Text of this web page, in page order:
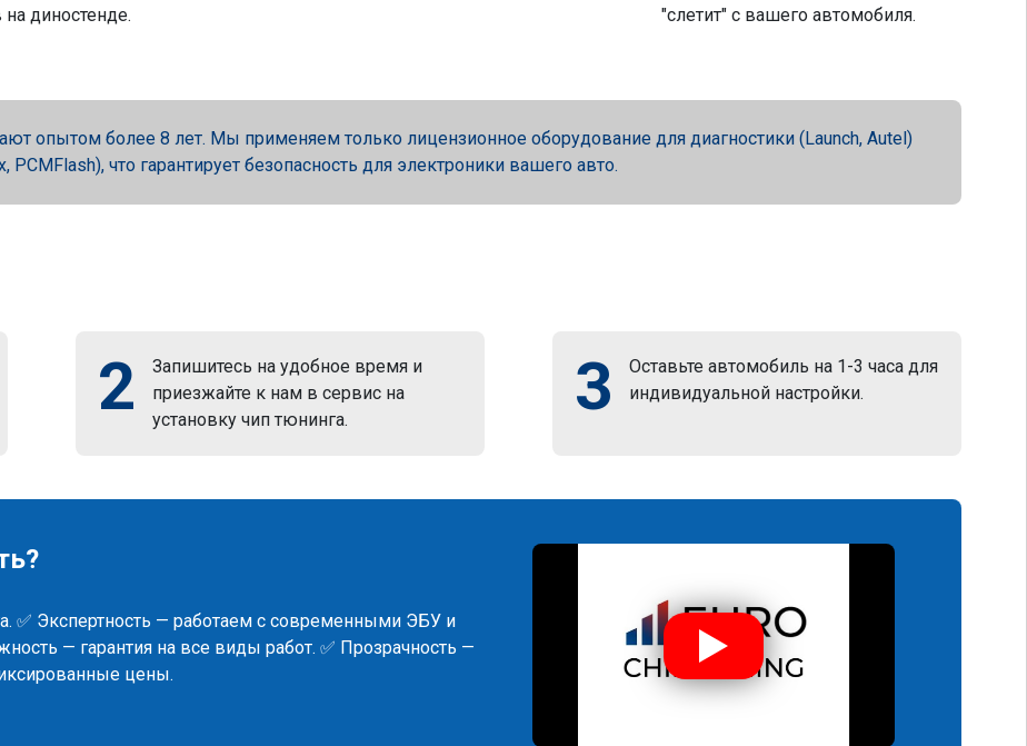
на диностенде.
"слетит" с вашего автомобиля.
опытом более 8 лет. Мы применяем только лицензионное оборудование для диагностики (Launch, Autel)
PCMFlash), что гарантирует безопасность для электроники вашего авто.
2
Запишитесь на удобное время и
приезжайте к нам в сервис на
установку чип тюнинга.
3
Оставьте автомобиль на 1-3 часа для
индивидуальной настройки.
✅ Экспертность — работаем с современными ЭБУ и
— гарантия на все виды работ. ✅ Прозрачность —
цены.